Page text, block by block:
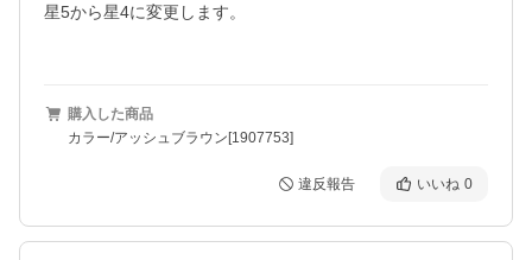
星5から星4に変更します。
購入した商品
カラー/アッシュブラウン[1907753]
違反報告 いいね 0